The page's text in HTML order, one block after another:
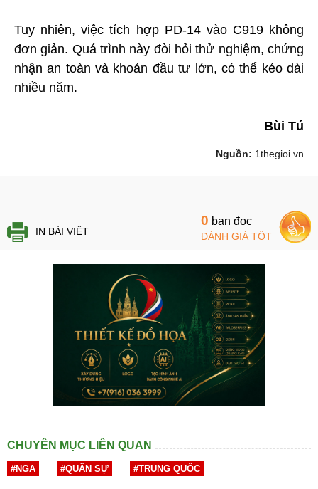
Tuy nhiên, việc tích hợp PD-14 vào C919 không
đơn giản. Quá trình này đòi hỏi thử nghiệm, chứng
nhận an toàn và khoản đầu tư lớn, có thể kéo dài
nhiều năm.
Bùi Tú
Nguồn: 1thegioi.vn
IN BÀI VIẾT
0 bạn đọc
ĐÁNH GIÁ TỐT
CHUYÊN MỤC LIÊN QUAN
#NGA #QUÂN SỰ #TRUNG QUỐC